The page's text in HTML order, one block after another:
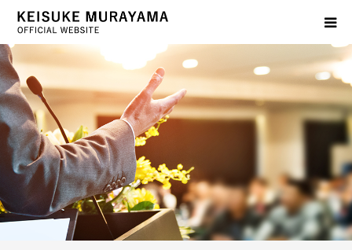
プロフィール
サービス案内
活動報告
出版物紹介